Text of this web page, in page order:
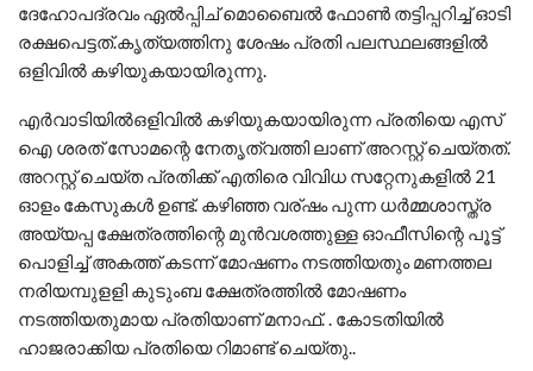
ദേഹോപദ്രവം ഏല്‍പ്പിച് മൊബൈല്‍ ഫോണ്‍ തട്ടിപ്പറിച്ച് ഓടി
രക്ഷപെട്ടത്.കൃത്യത്തിനു ശേഷം പ്രതി പലസ്ഥലങ്ങളില്‍
ഒളിവില്‍ കഴിയുകയായിരുന്നു.
എര്‍വാടിയില്‍ഒളിവില്‍ കഴിയുകയായിരുന്ന പ്രതിയെ എസ്
ഐ ശരത് സോമന്റെ നേതൃത്വത്തി ലാണ് അറസ്റ്റ്‌ ചെയ്തത്.
അറസ്റ്റ്‌ ചെയ്ത പ്രതിക്ക് എതിരെ വിവിധ സറ്റേനുകളില്‍ 21
ഓളം കേസുകള്‍ ഉണ്ട്. കഴിഞ്ഞ വര്ഷം പുന്ന ധ‍ർമ്മശാസ്ത്ര
അയ്യപ്പ ക്ഷേത്രത്തിന്റെ മുൻവശത്തുള്ള ഓഫീസിന്റെ പൂട്ട്
പൊളിച്ച് അകത്ത് കടന്ന്‌ മോഷണം നടത്തിയതും മണത്തല
നരിയമ്പുളളി കുടുംബ ക്ഷേത്രത്തില്‍ മോഷണം
നടത്തിയതുമായ പ്രതിയാണ് മനാഫ്. . കോടതിയില്‍
ഹാജരാക്കിയ പ്രതിയെ റിമാണ്ട് ചെയ്തു..